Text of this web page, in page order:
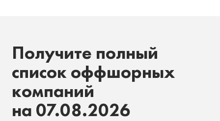
Получите полный
список оффшорных
компаний
на 07.08.2026